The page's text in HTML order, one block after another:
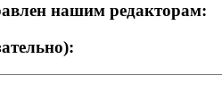
нашим редакторам: